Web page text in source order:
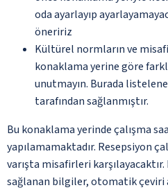
oda ayarlayıp
öneririz
Kültürel normların ve
konaklama yerine göre
unutmayın. Burada
tarafından sağlanmıştır.
Bu konaklama yerinde çalışma
yapılamamaktadır. Resepsiyon
varışta misafirleri
sağlanan bilgiler, otomatik çeviri